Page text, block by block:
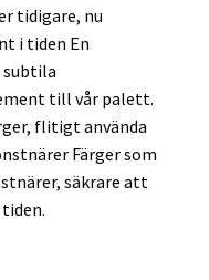
tidigare, nu
i tiden En
subtila
till vår palett.
flitigt använda
Färger som
säkrare att